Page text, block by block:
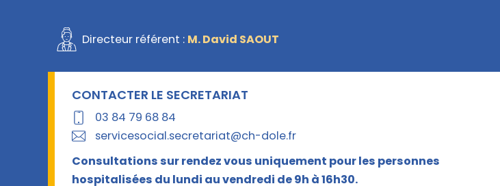
Directeur référent : M. David SAOUT
CONTACTER LE SECRETARIAT
03 84 79 68 84
servicesocial.secretariat@ch-dole.fr
Consultations sur rendez vous uniquement pour les personnes
hospitalisées du lundi au vendredi de 9h à 16h30.